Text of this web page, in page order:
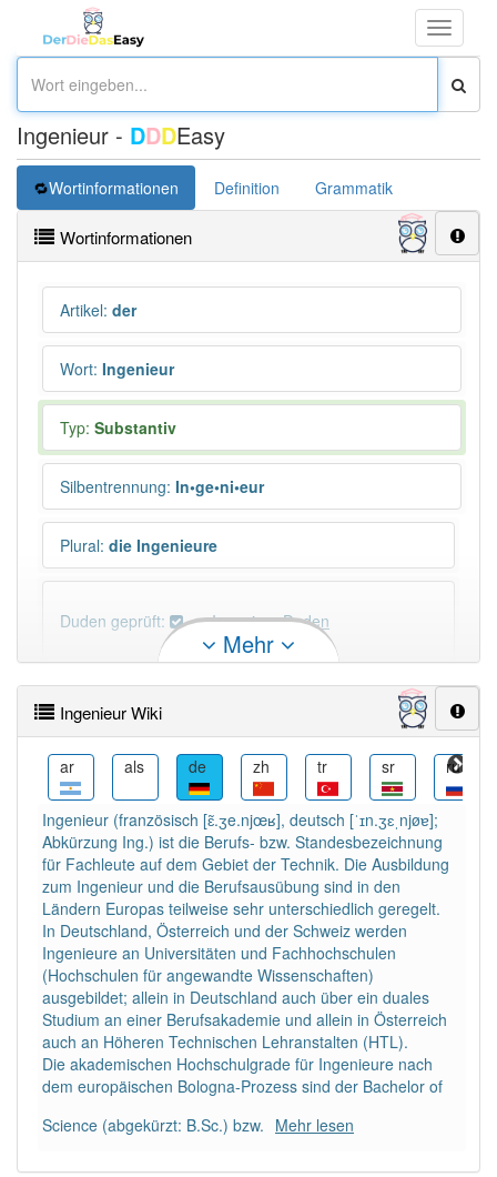
Toggle
Ingenieur - DDDEasy
Wortinformationen Definition Grammatik
Wortinformationen
Artikel: der
Wort: Ingenieur
Typ: Substantiv
Silbentrennung: In•ge•ni•eur
Plural: die Ingenieure
Duden geprüft: Ingenieur Duden
×
Wörter, die mit "-eur" enden, haben fast immer
Artikel:der.
DER:263
DIE:5Ausnahmen Beispiele
DAS: 8Ausnahmen Beispiele
PowerIndex:613
Häufigkeit: 6 von 10
Wörter mit Endung -ingenieur
Mehr
Ingenieur Wiki
ar als de zh tr sr ru
Ingenieur (französisch [ɛ̃.ʒe.njœʁ], deutsch [ˈɪn.ʒɛˌnjøɐ];
Abkürzung Ing.) ist die Berufs- bzw. Standesbezeichnung
für Fachleute auf dem Gebiet der Technik. Die Ausbildung
zum Ingenieur und die Berufsausübung sind in den
Ländern Europas teilweise sehr unterschiedlich geregelt.
In Deutschland, Österreich und der Schweiz werden
Ingenieure an Universitäten und Fachhochschulen
(Hochschulen für angewandte Wissenschaften)
ausgebildet; allein in Deutschland auch über ein duales
Studium an einer Berufsakademie und allein in Österreich
auch an Höheren Technischen Lehranstalten (HTL).
Die akademischen Hochschulgrade für Ingenieure nach
dem europäischen Bologna-Prozess sind der Bachelor of
Science (abgekürzt: B.Sc.) bzw. Mehr lesen